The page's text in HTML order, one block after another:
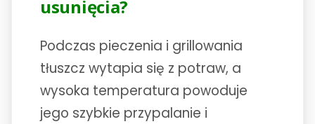
usunięcia?
Podczas pieczenia i grillowania
tłuszcz wytapia się z potraw, a
wysoka temperatura powoduje
jego szybkie przypalanie i